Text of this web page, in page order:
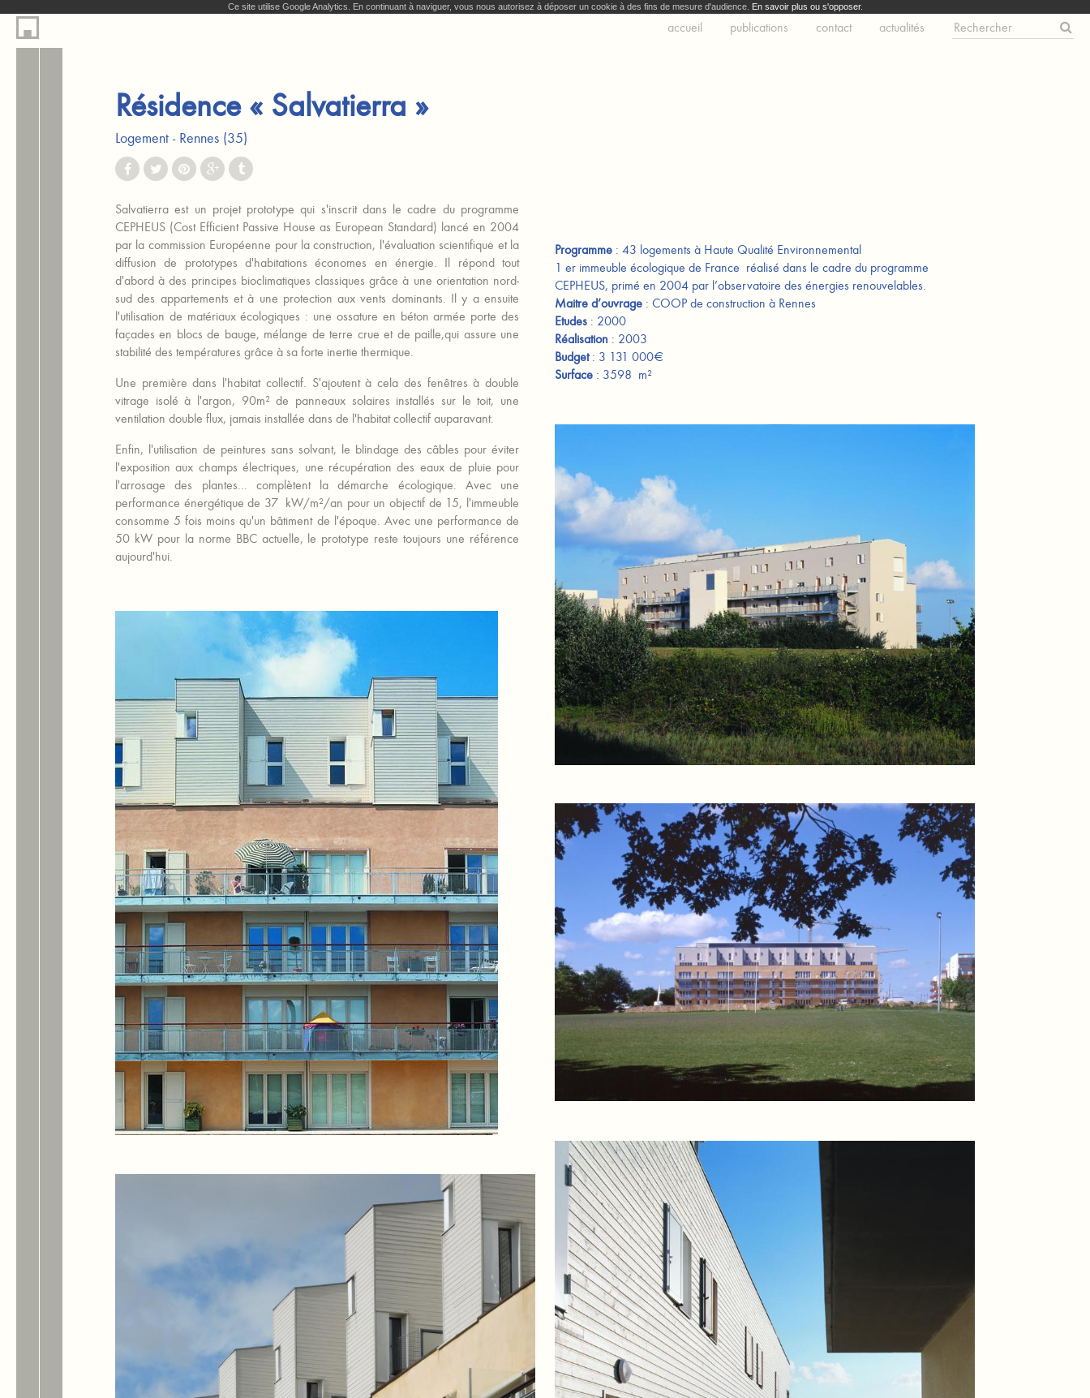
Ce site utilise Google Analytics. En continuant à naviguer, vous nous autorisez à déposer un cookie à des fins de mesure d'audience. En savoir plus ou s'opposer.
accueil publications contact actualités
Résidence « Salvatierra »
Logement Rennes (35)
Salvatierra est un projet prototype qui s'inscrit dans le cadre du programme
CEPHEUS (Cost Efficient Passive House as European Standard) lancé en 2004
par la commission Européenne pour la construction, l'évaluation scientifique et la
diffusion de prototypes d'habitations économes en énergie. Il répond tout
d'abord à des principes bioclimatiques classiques grâce à une orientation nord-
sud des appartements et à une protection aux vents dominants. Il y a ensuite
l'utilisation de matériaux écologiques : une ossature en béton armée porte des
façades en blocs de bauge, mélange de terre crue et de paille,qui assure une
stabilité des températures grâce à sa forte inertie thermique.
Une première dans l'habitat collectif. S'ajoutent à cela des fenêtres à double
vitrage isolé à l'argon, 90m² de panneaux solaires installés sur le toit, une
ventilation double flux, jamais installée dans de l'habitat collectif auparavant.
Enfin, l'utilisation de peintures sans solvant, le blindage des câbles pour éviter
l'exposition aux champs électriques, une récupération des eaux de pluie pour
l'arrosage des plantes... complètent la démarche écologique. Avec une
performance énergétique de 37 kW/m²/an pour un objectif de 15, l'immeuble
consomme 5 fois moins qu'un bâtiment de l'époque. Avec une performance de
50 kW pour la norme BBC actuelle, le prototype reste toujours une référence
aujourd'hui.
Programme : 43 logements à Haute Qualité Environnemental
1 er immeuble écologique de France réalisé dans le cadre du programme
CEPHEUS, primé en 2004 par l’observatoire des énergies renouvelables.
Maitre d’ouvrage : COOP de construction à Rennes
Etudes : 2000
Réalisation : 2003
Budget: 3 131 000€
Surface : 3598 m²